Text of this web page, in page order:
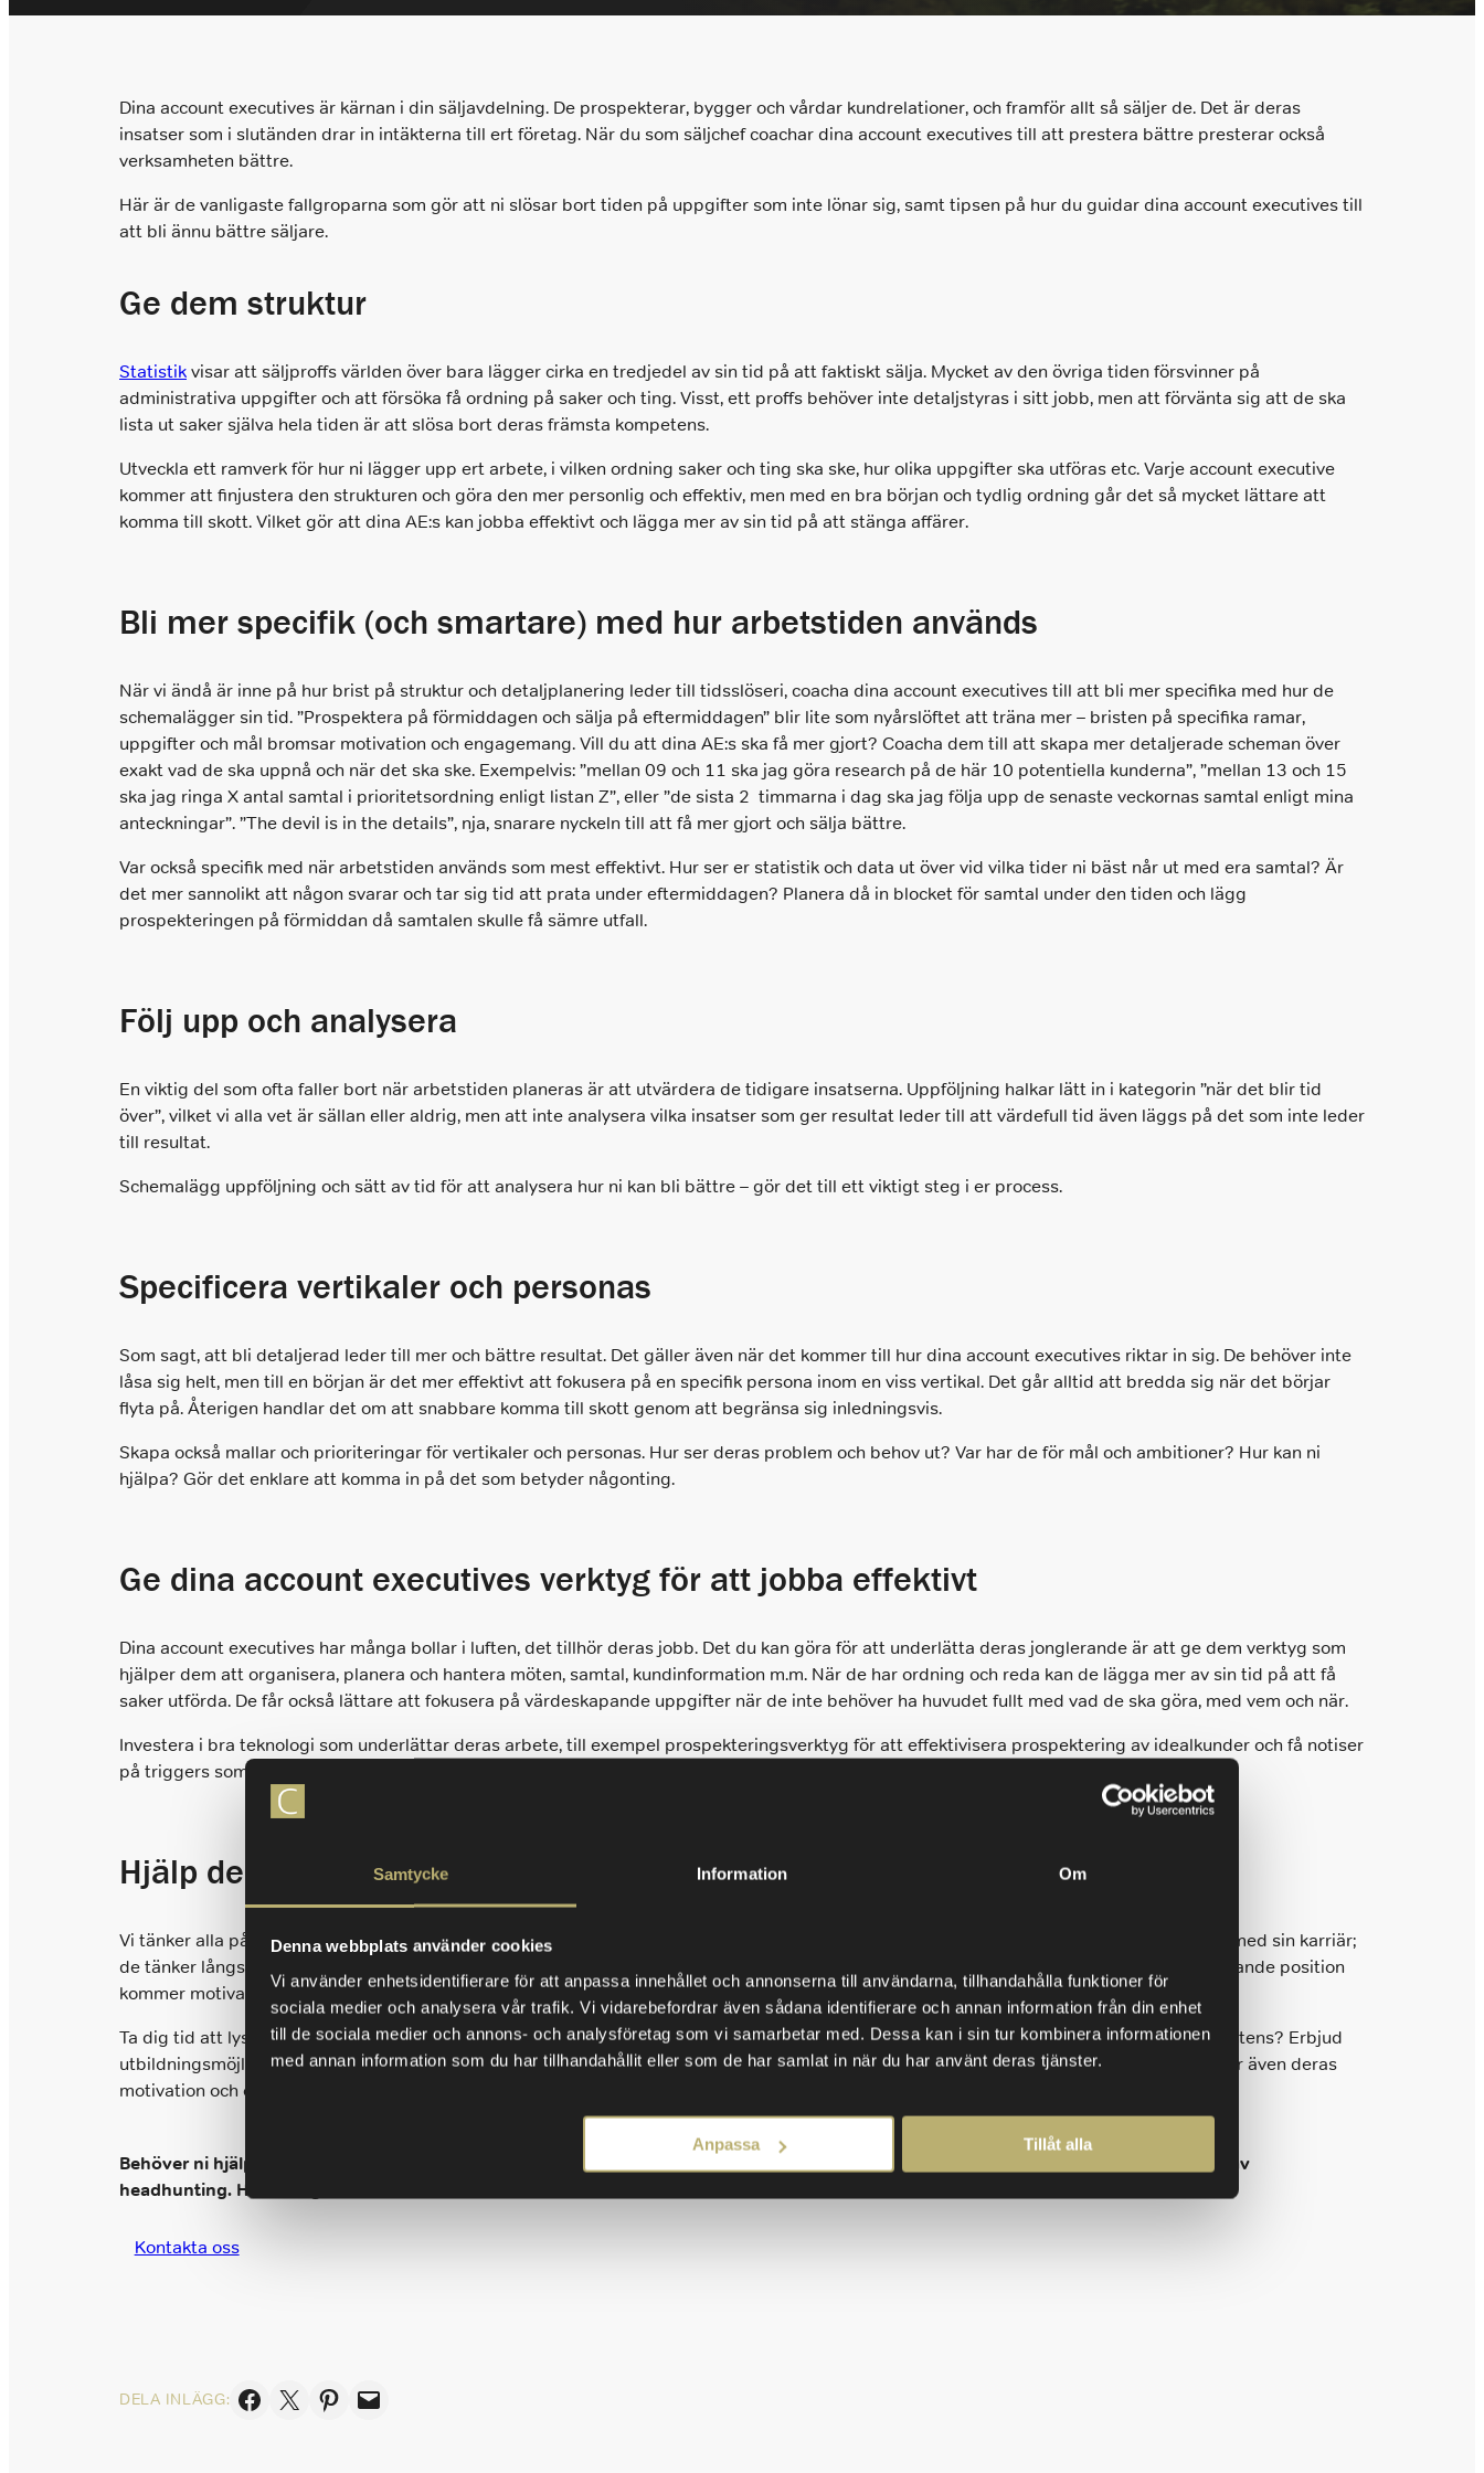
Samtycke Information Om
Denna webbplats använder cookies
Vi använder enhetsidentifierare för att anpassa innehållet och annonserna till användarna, tillhandahålla funktioner för
sociala medier och analysera vår trafik. Vi vidarebefordrar även sådana identifierare och annan information från din enhet
till de sociala medier och annons- och analysföretag som vi samarbetar med. Dessa kan i sin tur kombinera informationen
med annan information som du har tillhandahållit eller som de har samlat in när du har använt deras tjänster.
Anpassa Tillåt alla
Hyr en Säljare
Chefsrekrytering
Marknadsföring
Om du behöver stärka ditt marknadsteam
hjälper vi dig.
Tilläggstjänster
Dina account executives är kärnan i din säljavdelning. De prospekterar, bygger och vårdar kundrelationer, och framför allt så säljer de. Det är deras
insatser som i slutänden drar in intäkterna till ert företag. När du som säljchef coachar dina account executives till att prestera bättre presterar också
verksamheten bättre.
Här är de vanligaste fallgroparna som gör att ni slösar bort tiden på uppgifter som inte lönar sig, samt tipsen på hur du guidar dina account executives till
att bli ännu bättre säljare.
Ge dem struktur
Statistikvisar att säljproffs världen över bara lägger cirka en tredjedel av sin tid på att faktiskt sälja. Mycket av den övriga tiden försvinner på
administrativa uppgifter och att försöka få ordning på saker och ting. Visst, ett proffs behöver inte detaljstyras i sitt jobb, men att förvänta sig att de ska
lista ut saker själva hela tiden är att slösa bort deras främsta kompetens.
Utveckla ett ramverk för hur ni lägger upp ert arbete, i vilken ordning saker och ting ska ske, hur olika uppgifter ska utföras etc. Varje account executive
kommer att finjustera den strukturen och göra den mer personlig och effektiv, men med en bra början och tydlig ordning går det så mycket lättare att
komma till skott. Vilket gör att dina AE:s kan jobba effektivt och lägga mer av sin tid på att stänga affärer.
Bli mer specifik (och smartare) med hur arbetstiden används
När vi ändå är inne på hur brist på struktur och detaljplanering leder till tidsslöseri, coacha dina account executives till att bli mer specifika med hur de
schemalägger sin tid. ”Prospektera på förmiddagen och sälja på eftermiddagen” blir lite som nyårslöftet att träna mer – bristen på specifika ramar,
uppgifter och mål bromsar motivation och engagemang. Vill du att dina AE:s ska få mer gjort? Coacha dem till att skapa mer detaljerade scheman över
exakt vad de ska uppnå och när det ska ske. Exempelvis: ”mellan 09 och 11 ska jag göra research på de här 10 potentiella kunderna”, ”mellan 13 och 15
ska jag ringa X antal samtal i prioritetsordning enligt listan Z”, eller ”de sista 2 timmarna i dag ska jag följa upp de senaste veckornas samtal enligt mina
anteckningar”. ”The devil is in the details”, nja, snarare nyckeln till att få mer gjort och sälja bättre.
Var också specifik med när arbetstiden används som mest effektivt. Hur ser er statistik och data ut över vid vilka tider ni bäst når ut med era samtal? Är
det mer sannolikt att någon svarar och tar sig tid att prata under eftermiddagen? Planera då in blocket för samtal under den tiden och lägg
prospekteringen på förmiddan då samtalen skulle få sämre utfall.
Följ upp och analysera
En viktig del som ofta faller bort när arbetstiden planeras är att utvärdera de tidigare insatserna. Uppföljning halkar lätt in i kategorin ”när det blir tid
över”, vilket vi alla vet är sällan eller aldrig, men att inte analysera vilka insatser som ger resultat leder till att värdefull tid även läggs på det som inte leder
till resultat.
Schemalägg uppföljning och sätt av tid för att analysera hur ni kan bli bättre – gör det till ett viktigt steg i er process.
Specificera vertikaler och personas
Som sagt, att bli detaljerad leder till mer och bättre resultat. Det gäller även när det kommer till hur dina account executives riktar in sig. De behöver inte
låsa sig helt, men till en början är det mer effektivt att fokusera på en specifik persona inom en viss vertikal. Det går alltid att bredda sig när det börjar
flyta på. Återigen handlar det om att snabbare komma till skott genom att begränsa sig inledningsvis.
Skapa också mallar och prioriteringar för vertikaler och personas. Hur ser deras problem och behov ut? Var har de för mål och ambitioner? Hur kan ni
hjälpa? Gör det enklare att komma in på det som betyder någonting.
Ge dina account executives verktyg för att jobba effektivt
Dina account executives har många bollar i luften, det tillhör deras jobb. Det du kan göra för att underlätta deras jonglerande är att ge dem verktyg som
hjälper dem att organisera, planera och hantera möten, samtal, kundinformation m.m. När de har ordning och reda kan de lägga mer av sin tid på att få
saker utförda. De får också lättare att fokusera på värdeskapande uppgifter när de inte behöver ha huvudet fullt med vad de ska göra, med vem och när.
Investera i bra teknologi som underlättar deras arbete, till exempel prospekteringsverktyg för att effektivisera prospektering av idealkunder och få notiser
på triggers som signalerar behov, helst integrerat med ett CRM-system, en sales engagement plattform och verktyg för samtalshantering.
Hjälp dem med deras långsiktiga mål
Vi tänker alla på framtiden. Inte bara i termer av att nå den här veckans eller månadens mål och kvoter. Dina account executives vill något med sin karriär;
de tänker långsiktigt och ser på sitt jobb som ett steg på karriärvägen de vill vandra. Känner de att de inte kommer någonstans i sin nuvarande position
kommer motivationen förr eller senare att dala.
Ta dig tid att lyssna på vad de vill med sin karriär. Har någon chefsambitioner? Ge den personen mer ansvar. Vill någon utveckla sin kompetens? Erbjud
utbildningsmöjligheter. Var lyhörd och fånga upp vad som driver dem i det långa loppet. När du hjälper dina medarbetare att växa så växer även deras
motivation och engagemang. Vilket leder till mer driv och bättre resultat i det dagliga säljarbetet.
Behöver ni hjälp med att hitta drivna och framgångsrika account executives? Vi på Closers identifierar och attraherar dem med hjälp av
headhunting. Hör av dig till oss!
Kontakta oss
DELA INLÄGG: Dela på Facebook
Skicka denna sida med e-postDela på Pinterest
Skicka denna sida med e-post